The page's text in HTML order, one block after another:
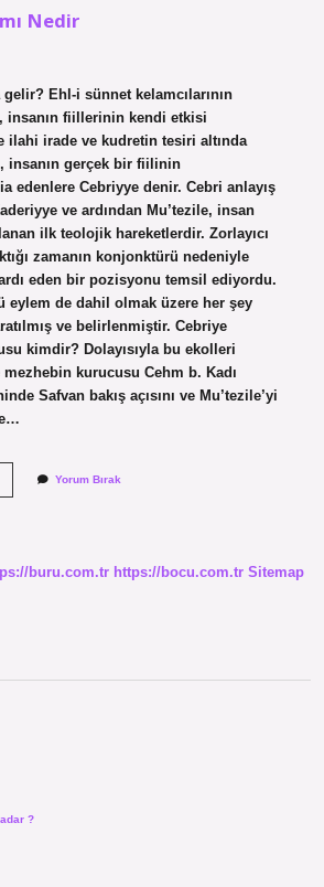
Nedir
Ehl-i sünnet kelamcılarının
insanın fiillerinin kendi etkisi
ilahi irade ve kudretin tesiri altında
insanın gerçek bir fiilinin
edenlere Cebriyye denir. Cebri anlayış
ve ardından Mu’tezile, insan
ilk teolojik hareketlerdir. Zorlayıcı
zamanın konjonktürü nedeniyle
eden bir pozisyonu temsil ediyordu.
eylem de dahil olmak üzere her şey
ve belirlenmiştir. Cebriye
kimdir? Dolayısıyla bu ekolleri
kurucusu Cehm b. Kadı
Safvan bakış açısını ve Mu’tezile’yi
Yorum Bırak
buru.com.tr https://bocu.com.tr Sitemap
?